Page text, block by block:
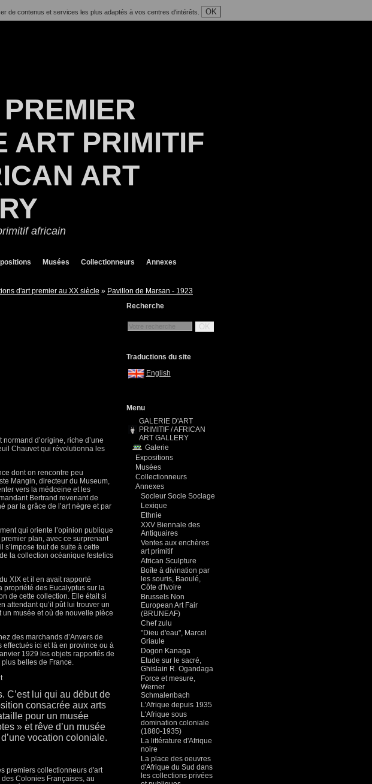
de contenus et services les plus adaptés à vos centres d'intérêts. OK
ART PRIMITIF
ART
africain
Musées Collectionneurs Annexes
d'art premier au XX siècle » Pavillon de Marsan - 1923
d’origine, riche d’une
Chauvet qui révolutionna les
dont on rencontre peu
Mangin, directeur du Museum,
vers la médceine et les
Bertrand revenant de
par la grâce de l’art nègre et par
qui oriente l’opinion publique
plan, avec ce surprenant
tout de suite à cette
la collection océanique festetics
XIX et il en avait rapporté
propriété des Eucalyptus sur la
de cette collection. Elle était si
attendant qu’il pût lui trouver un
musée et où de nouvelle pièce
des marchands d’Anvers de
effectués ici et là en province ou à
1929 les objets rapportés de
plus belles de France.
C’est lui qui au début de
consacrée aux arts
pour un musée
» et rêve d’un musée
vocation coloniale.
premiers collectionneurs d'art
Colonies Françaises, au
Recherche
OK
Traductions du site
English
Menu
GALERIE D'ART
PRIMITIF / AFRICAN
ART GALLERY
Galerie
Expositions
Musées
Collectionneurs
Annexes
Socleur Socle Soclage
Lexique
Ethnie
XXV Biennale des
Antiquaires
Ventes aux enchères
art primitif
African Sculpture
Boîte à divination par
les souris, Baoulé,
Côte d'Ivoire
Brussels Non
European Art Fair
(BRUNEAF)
Chef zulu
"Dieu d'eau", Marcel
Griaule
Dogon Kanaga
Etude sur le sacré,
Ghislain R. Ogandaga
Force et mesure,
Werner
Schmalenbach
L'Afrique depuis 1935
L'Afrique sous
domination coloniale
(1880-1935)
La littérature d'Afrique
noire
La place des oeuvres
d'Afrique du Sud dans
les collections privées